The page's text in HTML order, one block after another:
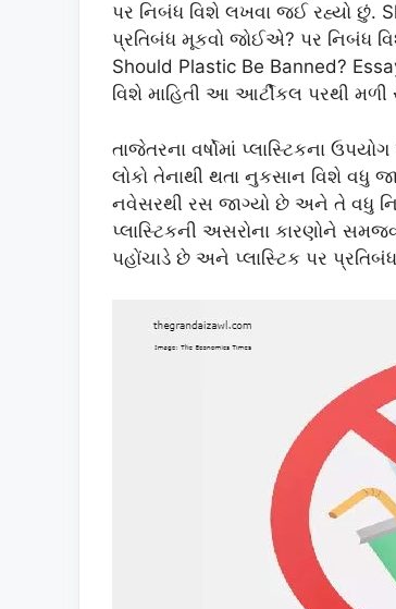
પર નિબંધ વિશે લખવા જઈ રહ્યો છું.
પ્રતિબંધ મૂકવો જોઈએ? પર નિબંધ
Should Plastic Be Banned?
વિશે માહિતી આ આર્ટીકલ પરથી મળી
તાજેતરના વર્ષોમાં પ્લાસ્ટિકના
લોકો તેનાથી થતા નુકસાન વિશે વધુ
નવેસરથી રસ જાગ્યો છે અને તે વધુ
પ્લાસ્ટિકની અસરોના કારણોને
પહોંચાડે છે અને પ્લાસ્ટિક પર